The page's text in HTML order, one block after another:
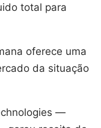
total para
oferece uma
da situação
—